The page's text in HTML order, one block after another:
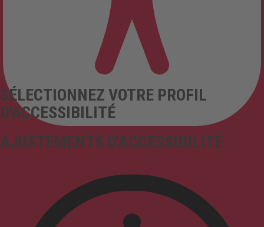
AJUSTEMENTS D'ACCESSIBILITÉ
SÉLECTIONNEZ VOTRE PROFIL
D'ACCESSIBILITÉ